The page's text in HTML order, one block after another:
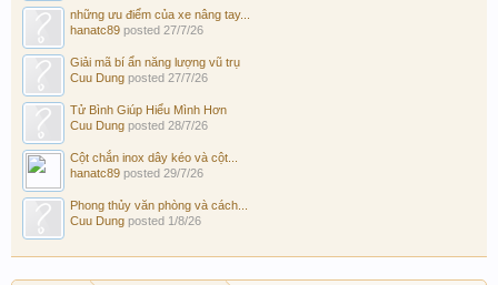
những ưu điểm của xe nâng tay...
hanatc89 posted 27/7/26
Giải mã bí ẩn năng lượng vũ trụ
Cuu Dung posted 27/7/26
Tử Bình Giúp Hiểu Mình Hơn
Cuu Dung posted 28/7/26
Cột chắn inox dây kéo và cột...
hanatc89 posted 29/7/26
Phong thủy văn phòng và cách...
Cuu Dung posted 1/8/26